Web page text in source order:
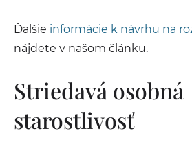
Ďalšie informácie k návrhu na
nájdete v našom článku.
Striedavá osobná
starostlivosť